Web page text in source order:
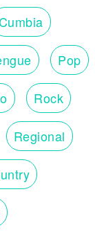
Pop
Rock
Regional